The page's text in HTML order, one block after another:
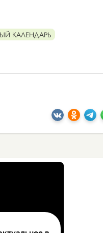
КАЛЕНДАРЬ